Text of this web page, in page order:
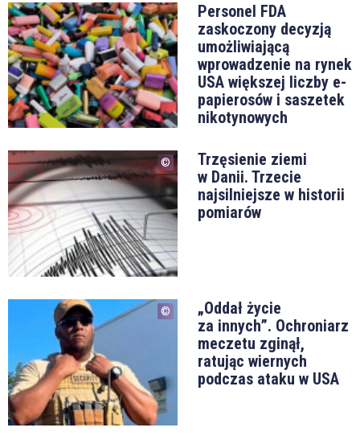
Personel FDA
zaskoczony decyzją
umożliwiającą
wprowadzenie na rynek
USA większej liczby e-
papierosów i saszetek
nikotynowych
Trzęsienie ziemi
w Danii. Trzecie
najsilniejsze w historii
pomiarów
„Oddał życie
za innych”. Ochroniarz
meczetu zginął,
ratując wiernych
podczas ataku w USA